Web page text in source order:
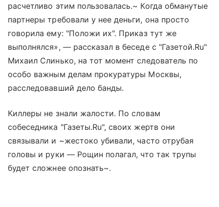
расчетливо этим пользовалась.~ Когда обманутые
партнеры требовали у нее деньги, она просто
говорила ему: "Положи их". Приказ тут же
выполнялся», — рассказал в беседе с "Газетой.Ru"
Михаил Слинько, на тот момент следователь по
особо важным делам прокуратуры Москвы,
расследовавший дело банды.
Киллеры не знали жалости. По словам
собеседника "Газеты.Ru", своих жертв они
связывали и ~жестоко убивали, часто отрубая
головы и руки — Рощин полагал, что так трупы
будет сложнее опознать~.